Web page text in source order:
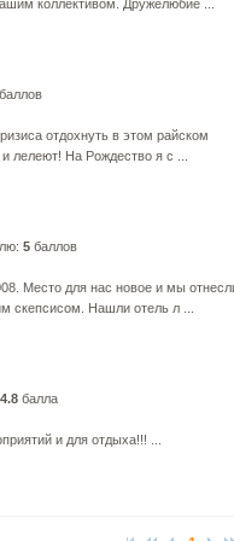
коллективом. Дружелюбие ...
баллов
отдохнуть в этом райском
лелеют! На Рождество я с ...
5 баллов
Место для нас новое и мы
скепсисом. Нашли отель л ...
4.8 балла
и для отдыха!!! ...